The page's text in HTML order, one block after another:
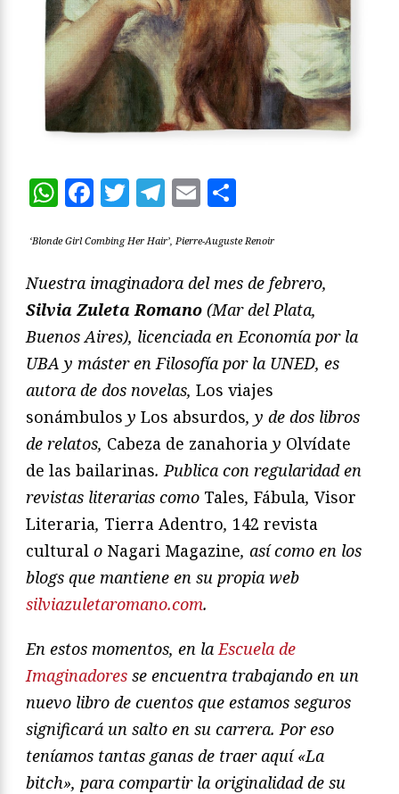
WhatsApp
Facebook
Twitter
Telegram
Email
‘Blonde Girl Combing Her Hair’, Pierre-Auguste Renoir
Nuestra imaginadora del mes de febrero,
Silvia Zuleta Romano (Mar del Plata,
Buenos Aires), licenciada en Economía por la
UBA y máster en Filosofía por la UNED, es
autora de dos novelas, Los viajes
sonámbulos y Los absurdos, y de dos libros
de relatos, Cabeza de zanahoria y Olvídate
de las bailarinas. Publica con regularidad en
revistas literarias como Tales, Fábula, Visor
Literaria, Tierra Adentro, 142 revista
cultural o Nagari Magazine, así como en los
blogs que mantiene en su propia web
silviazuletaromano.com.
En estos momentos, en la Escuela de
Imaginadores se encuentra trabajando en un
nuevo libro de cuentos que estamos seguros
significará un salto en su carrera. Por eso
teníamos tantas ganas de traer aquí «La
bitch», para compartir la originalidad de su